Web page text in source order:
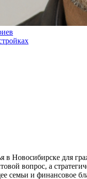
в Новосибирске для
вопрос, а
семьи и финансовое